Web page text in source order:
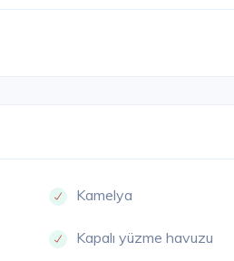
Kamelya
Kapalı yüzme havuzu